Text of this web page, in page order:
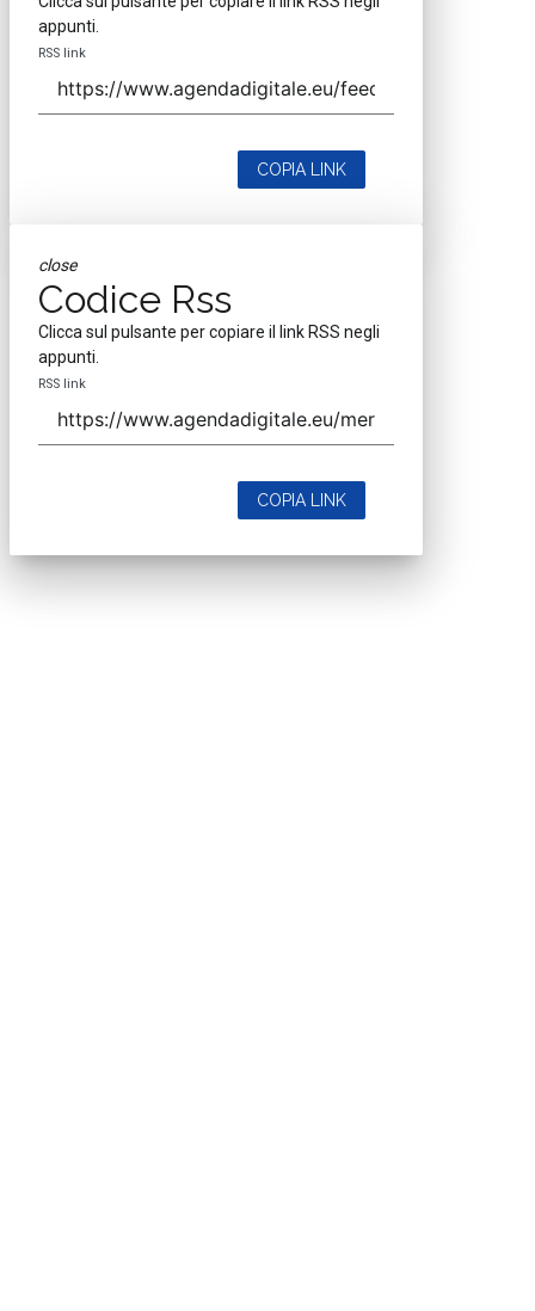
appunti.
RSS link
COPIA LINK
close
Codice Rss
Clicca sul pulsante per copiare il link RSS negli
appunti.
RSS link
COPIA LINK